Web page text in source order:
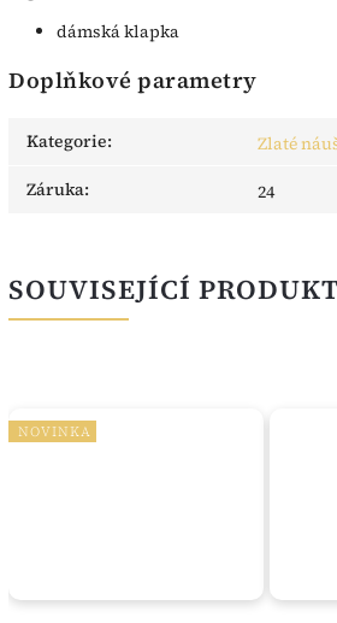
dámská klapka
Doplňkové parametry
Kategorie:
Zlaté
Záruka: 24
SOUVISEJÍCÍ
NOVINKA